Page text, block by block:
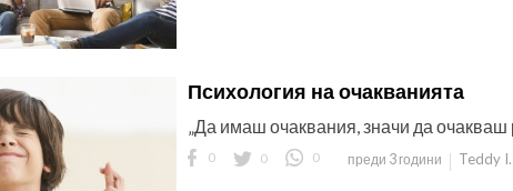
Психология на очакванията
„Да имаш очаквания, значи да очакваш
0 0 0 преди 3 години Teddy I.